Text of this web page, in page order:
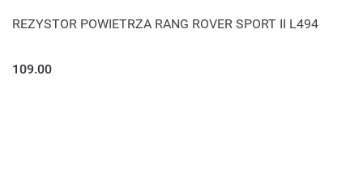
REZYSTOR POWIETRZA RANG ROVER SPORT II L494
109.00